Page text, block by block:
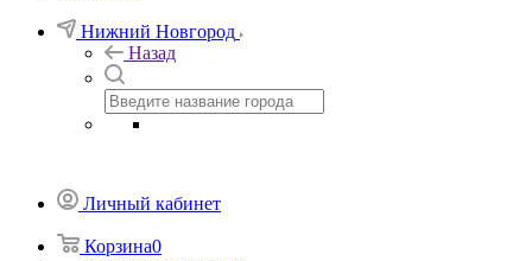
Нижний Новгород
Назад
Личный кабинет
Корзина0